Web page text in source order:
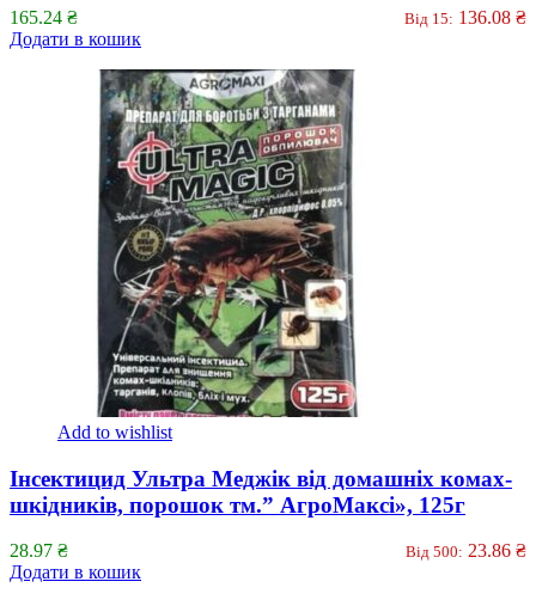
165.24 ₴ Від 15: 136.08 ₴
Додати в кошик
Add to wishlist
Інсектицид Ультра Меджік від домашніх комах-
шкідників, порошок тм.” АгроМаксі», 125г
28.97 ₴ Від 500: 23.86 ₴
Додати в кошик